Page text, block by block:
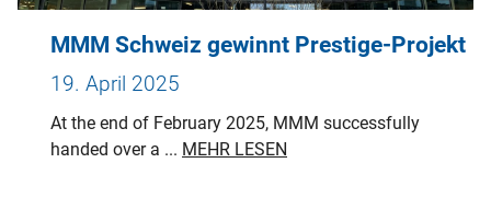
MMM Schweiz gewinnt Prestige-Projekt
19. April 2025
At the end of February 2025, MMM successfully
handed over a ... MEHR LESEN